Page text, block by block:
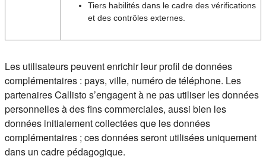
Tiers habilités dans le cadre des vérifications
et des contrôles externes.
Les utilisateurs peuvent enrichir leur profil de données
complémentaires : pays, ville, numéro de téléphone. Les
partenaires Callisto s’engagent à ne pas utiliser les données
personnelles à des fins commerciales, aussi bien les
données initialement collectées que les données
complémentaires ; ces données seront utilisées uniquement
dans un cadre pédagogique.